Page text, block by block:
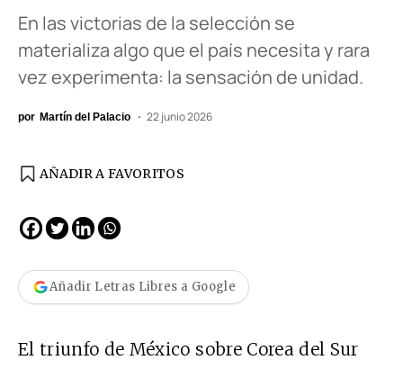
En las victorias de la selección se
materializa algo que el país necesita y rara
vez experimenta: la sensación de unidad.
por Martín del Palacio 22 junio 2026
AÑADIR A FAVORITOS
Añadir Letras Libres a Google
El triunfo de México sobre Corea del Sur